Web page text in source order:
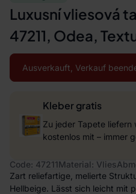
Luxusní vliesová
47211, Odea,
Ausverkauft, Verkauf
Kleber gratis
Zu jeder Tapete liefern
kostenlos mit – immer
Code: 47211Material: Vlies
Zart reliefartige, melierte
Hellbeige. Lässt sich leicht mit